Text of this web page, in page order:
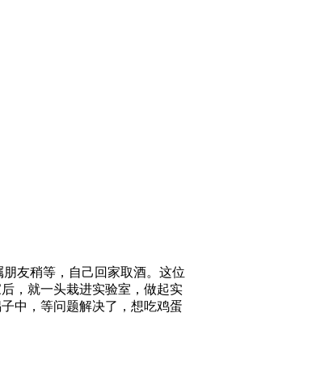
友稍等，自己回家取酒。这位
，就一头栽进实验室，做起实
中，等问题解决了，想吃鸡蛋